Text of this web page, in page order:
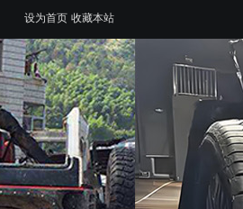
设为首页 收藏本站